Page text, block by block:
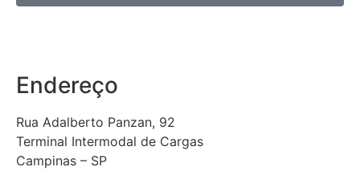
Endereço
Rua Adalberto Panzan, 92
Terminal Intermodal de Cargas
Campinas – SP